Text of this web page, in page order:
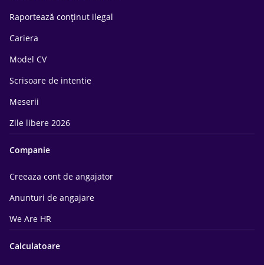
Raportează conținut ilegal
Cariera
Model CV
Scrisoare de intentie
Meserii
Zile libere 2026
Companie
Creeaza cont de angajator
Anunturi de angajare
We Are HR
Calculatoare